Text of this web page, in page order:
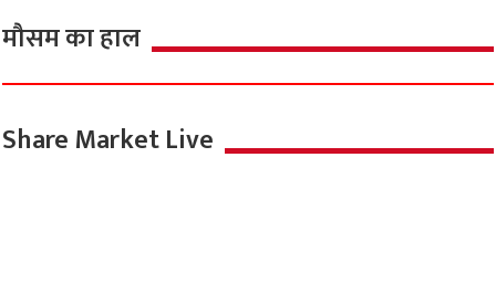
मौसम का हाल
Share Market Live